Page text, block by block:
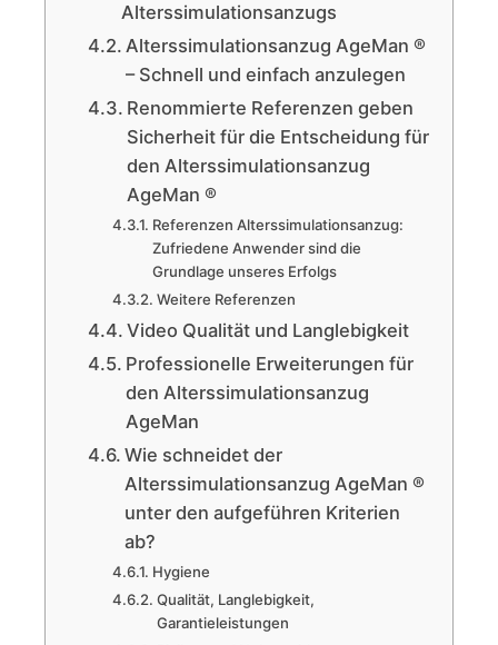
Alterssimulationsanzugs
Alterssimulationsanzug AgeMan ®
– Schnell und einfach anzulegen
Renommierte Referenzen geben
Sicherheit für die Entscheidung für
den Alterssimulationsanzug
AgeMan ®
Referenzen Alterssimulationsanzug:
Zufriedene Anwender sind die
Grundlage unseres Erfolgs
Weitere Referenzen
Video Qualität und Langlebigkeit
Professionelle Erweiterungen für
den Alterssimulationsanzug
AgeMan
Wie schneidet der
Alterssimulationsanzug AgeMan ®
unter den aufgeführen Kriterien
ab?
Hygiene
Qualität, Langlebigkeit,
Garantieleistungen